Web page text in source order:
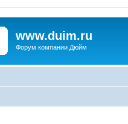
www.duim.ru
Форум компании Дюйм